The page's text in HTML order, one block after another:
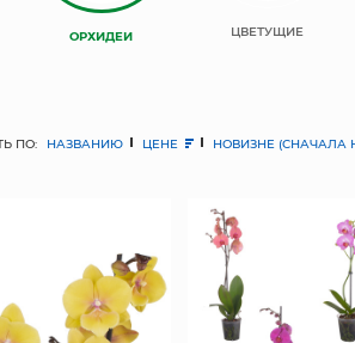
ОРХИДЕИ ЦВЕТУЩИЕ
ПО: НАЗВАНИЮ ЦЕНЕ НОВИЗНЕ (СНАЧАЛА